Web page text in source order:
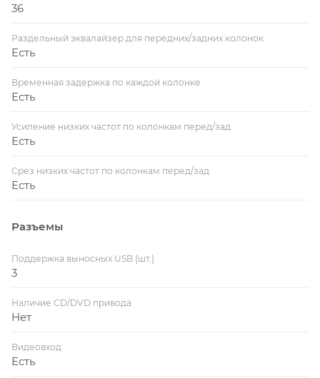
36
Раздельный эквалайзер для передних/задних колонок
Есть
Временная задержка по каждой колонке
Есть
Усиление низких частот по колонкам перед/зад
Есть
Срез низких частот по колонкам перед/зад
Есть
Разъемы
Поддержка выносных USB (шт.)
3
Наличие CD/DVD привода
Нет
Видеовход
Есть